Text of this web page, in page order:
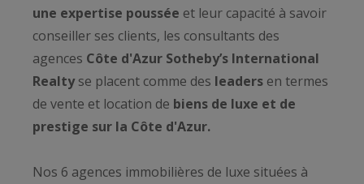
une expertise poussée et leur capacité à savoir
conseiller ses clients, les consultants des
agences Côte d'Azur Sotheby’s International
Realtyse placent comme des leaders en termes
de vente et location de biens de luxe et de
prestige sur la Côte d'Azur.
Nos 6 agences immobilières de luxe situées à